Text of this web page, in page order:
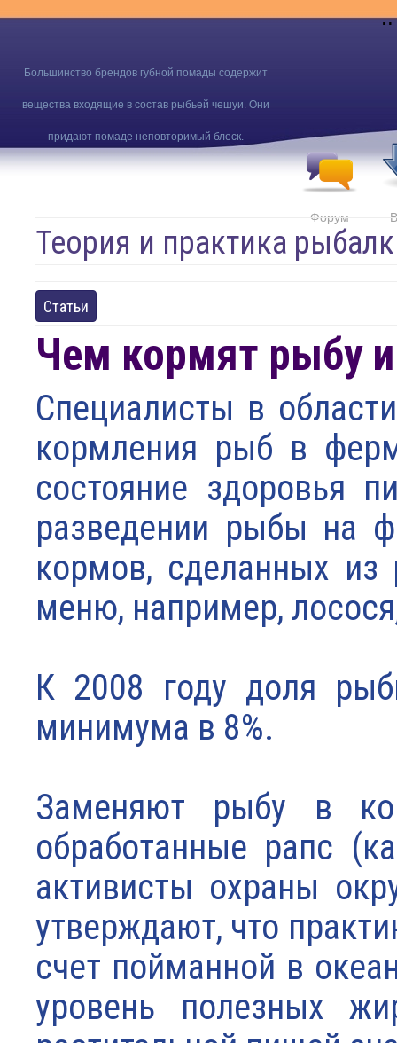
..
Большинство брендов губной помады содержит
вещества входящие в состав рыбьей чешуи. Они
придают помаде неповторимый блеск.
Форум
Теория и практика
Статьи
Чем кормят рыбу и
Специалисты в
кормления рыб в
состояние здоровья
разведении рыбы на
кормов, сделанных
меню, например,
К 2008 году доля
минимума в 8%.
Заменяют рыбу в
обработанные рапс
активисты охраны
утверждают, что
счет пойманной в
уровень полезных